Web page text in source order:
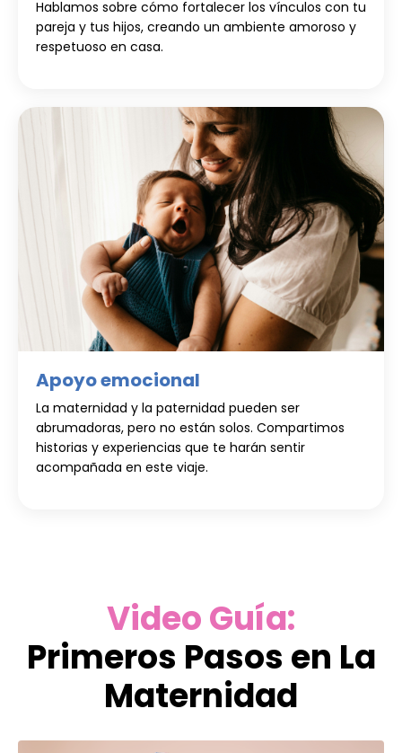
Hablamos sobre cómo fortalecer los vínculos con tu
pareja y tus hijos, creando un ambiente amoroso y
respetuoso en casa.
Apoyo emocional
La maternidad y la paternidad pueden ser
abrumadoras, pero no están solos. Compartimos
historias y experiencias que te harán sentir
acompañada en este viaje.
Video Guía:
Primeros Pasos en La
Maternidad